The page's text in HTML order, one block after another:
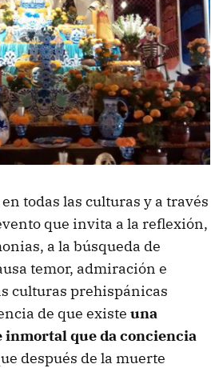
todas las culturas y a través
que invita a la reflexión,
a la búsqueda de
temor, admiración e
culturas prehispánicas
de que existe una
inmortal que da conciencia
después de la muerte